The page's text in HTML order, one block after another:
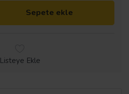
Sepete ekle
Listeye Ekle